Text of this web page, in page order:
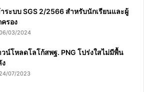
าระบบ SGS 2/2566 สำหรับนักเรียนและผู้
รอง
03/2024
วน์โหลดโลโก้สพฐ. PNG โปร่งใสไม่มีพื้น
ง
24/07/2023